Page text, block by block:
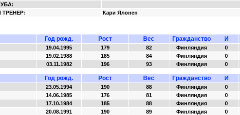
Кари Ялонен
Год рожд. Рост Вес Гражданство И
19.04.1995 179 82 Финляндия 0
19.02.1988 185 84 Финляндия 0
03.11.1982 196 93 Финляндия 0
Год рожд. Рост Вес Гражданство И
23.05.1994 190 88 Финляндия 0
14.06.1985 176 81 Финляндия 0
17.10.1984 185 88 Финляндия 0
20.08.1991 190 89 Финляндия 0